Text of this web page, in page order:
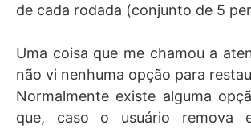
de cada rodada (conjunto de 5
Uma coisa que me chamou a
não vi nenhuma opção para
Normalmente existe alguma
que, caso o usuário remova